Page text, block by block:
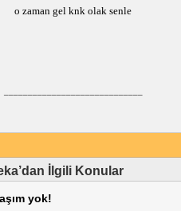
o zaman gel knk olak senle
İlgili Konular
yok!